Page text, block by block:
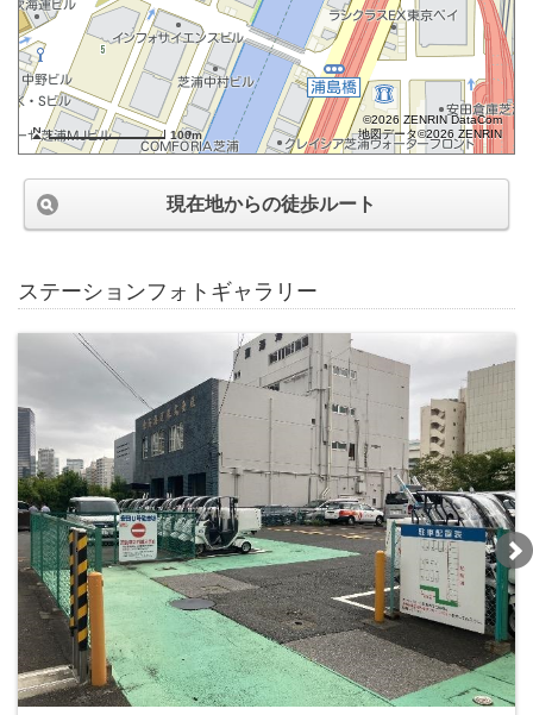
100m
©2026 ZENRIN DataCom
地図データ©2026 ZENRIN
現在地からの徒歩ルート
ステーションフォトギャラリー